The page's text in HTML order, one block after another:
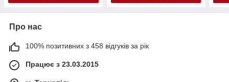
Про нас
100% позитивних з 458 відгуків за рік
Працює з 23.03.2015